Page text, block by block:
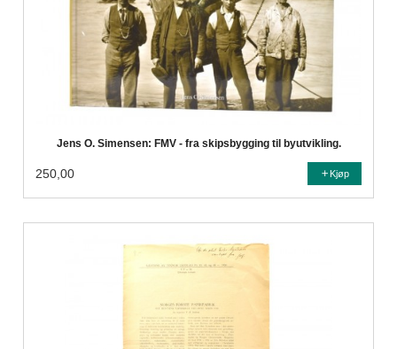
Jens O. Simensen: FMV - fra skipsbygging til byutvikling.
250,00 Kjøp